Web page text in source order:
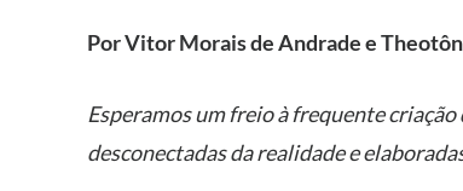
Por Vitor Morais de Andrade e
Esperamos um freio à frequente
desconectadas da realidade e